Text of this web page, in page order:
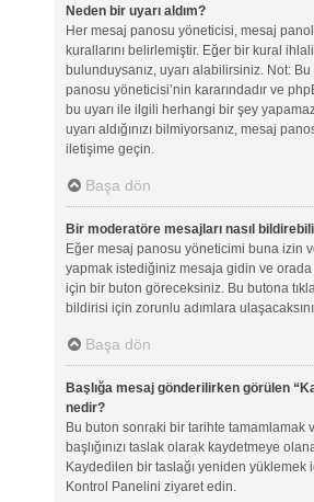
Neden bir uyarı aldım?
Her mesaj panosu yöneticisi, mesaj
kurallarını belirlemiştir. Eğer bir kural
bulunduysanız, uyarı alabilirsiniz. Not:
panosu yöneticisi’nin kararındadır ve
bu uyarı ile ilgili herhangi bir şey
uyarı aldığınızı bilmiyorsanız, mesaj
iletişime geçin.
Başa dön
Bir moderatöre mesajları nasıl
Eğer mesaj panosu yöneticimi buna izin
yapmak istediğiniz mesaja gidin ve
için bir buton göreceksiniz. Bu butona
bildirisi için zorunlu adımlara
Başa dön
Başlığa mesaj gönderilirken görülen
nedir?
Bu buton sonraki bir tarihte tamamlamak
başlığınızı taslak olarak kaydetmeye
Kaydedilen bir taslağı yeniden yüklemek
Kontrol Panelini ziyaret edin.